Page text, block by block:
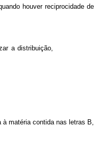
houver reciprocidade de
a distribuição,
à matéria contida nas letras B,